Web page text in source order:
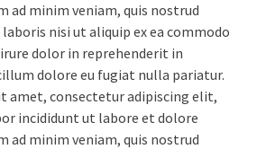
ad minim veniam, quis nostrud
nisi ut aliquip ex ea commodo
dolor in reprehenderit in
dolore eu fugiat nulla pariatur.
amet, consectetur adipiscing elit,
incididunt ut labore et dolore
ad minim veniam, quis nostrud